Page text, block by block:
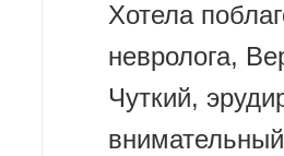
Хотела
невролога,
Чуткий,